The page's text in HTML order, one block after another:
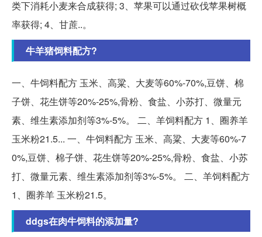
类下消耗小麦来合成获得; 3、苹果可以通过砍伐苹果树概
率获得; 4、甘蔗..。
牛羊猪饲料配方?
一、牛饲料配方 玉米、高粱、大麦等60%-70%,豆饼、棉
子饼、花生饼等20%-25%,骨粉、食盐、小苏打、微量元
素、维生素添加剂等3%-5%。 二、羊饲料配方 1、圈养羊
玉米粉21.5... 一、牛饲料配方 玉米、高粱、大麦等60%-7
0%,豆饼、棉子饼、花生饼等20%-25%,骨粉、食盐、小苏
打、微量元素、维生素添加剂等3%-5%。 二、羊饲料配方
1、圈养羊 玉米粉21.5。
ddgs在肉牛饲料的添加量?